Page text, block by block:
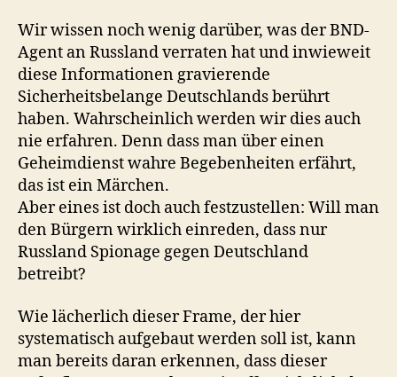
Wir wissen noch wenig darüber, was der BND-
Agent an Russland verraten hat und inwieweit
diese Informationen gravierende
Sicherheitsbelange Deutschlands berührt
haben. Wahrscheinlich werden wir dies auch
nie erfahren. Denn dass man über einen
Geheimdienst wahre Begebenheiten erfährt,
das ist ein Märchen.
Aber eines ist doch auch festzustellen: Will man
den Bürgern wirklich einreden, dass nur
Russland Spionage gegen Deutschland
betreibt?
Wie lächerlich dieser Frame, der hier
systematisch aufgebaut werden soll ist, kann
man bereits daran erkennen, dass dieser